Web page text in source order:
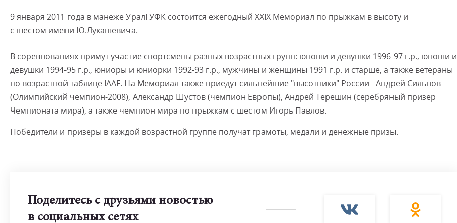
9 января 2011 года в манеже УралГУФК состоится ежегодный ХХIХ Мемориал по прыжкам в высоту и
с шестом имени Ю.Лукашевича.
В соревнованиях примут участие спортсмены разных возрастных групп: юноши и девушки 1996-97 г.р., юноши и
девушки 1994-95 г.р., юниоры и юниорки 1992-93 г.р., мужчины и женщины 1991 г.р. и старше, а также ветераны
по возрастной таблице IAAF. На Мемориал также приедут сильнейшие "высотники" России - Андрей Сильнов
(Олимпийский чемпион-2008), Александр Шустов (чемпион Европы), Андрей Терешин (серебряный призер
Чемпионата мира), а также чемпион мира по прыжкам с шестом Игорь Павлов.
Победители и призеры в каждой возрастной группе получат грамоты, медали и денежные призы.
Поделитесь с друзьями новостью
в социальных сетях